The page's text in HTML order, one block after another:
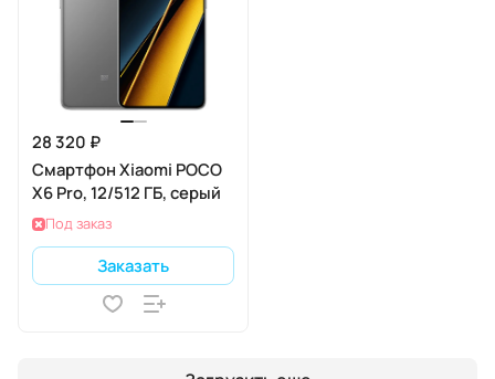
28 320 ₽
Смартфон Xiaomi POCO
X6 Pro, 12/512 ГБ, серый
Под заказ
Заказать